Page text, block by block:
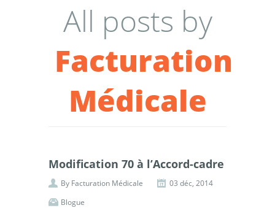
All posts by
Facturation
Médicale
Modification 70 à l’Accord-cadre
By Facturation Médicale
03 déc, 2014
Blogue